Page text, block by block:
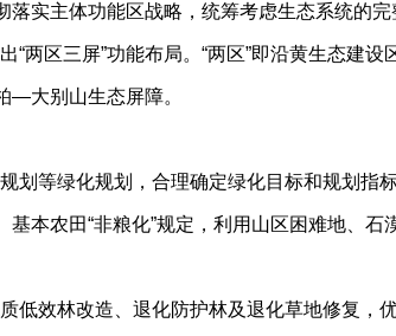
落实主体功能区战略，统筹考虑生态系统的
两区三屏”功能布局。“两区”即沿黄生态建
—大别山生态屏障。
划等绿化规划，合理确定绿化目标和规划指
基本农田“非粮化”规定，利用山区困难地、
低效林改造、退化防护林及退化草地修复，